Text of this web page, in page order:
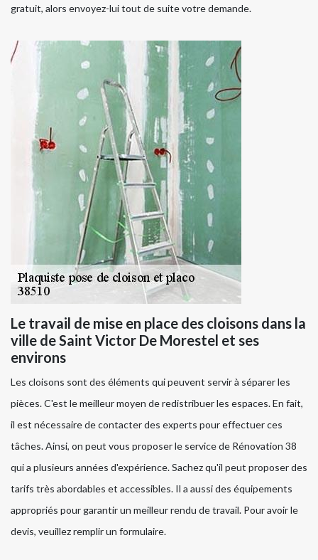
gratuit, alors envoyez-lui tout de suite votre demande.
Le travail de mise en place des cloisons dans la
ville de Saint Victor De Morestel et ses
environs
Les cloisons sont des éléments qui peuvent servir à séparer les
pièces. C'est le meilleur moyen de redistribuer les espaces. En fait,
il est nécessaire de contacter des experts pour effectuer ces
tâches. Ainsi, on peut vous proposer le service de Rénovation 38
qui a plusieurs années d'expérience. Sachez qu'il peut proposer des
tarifs très abordables et accessibles. Il a aussi des équipements
appropriés pour garantir un meilleur rendu de travail. Pour avoir le
devis, veuillez remplir un formulaire.